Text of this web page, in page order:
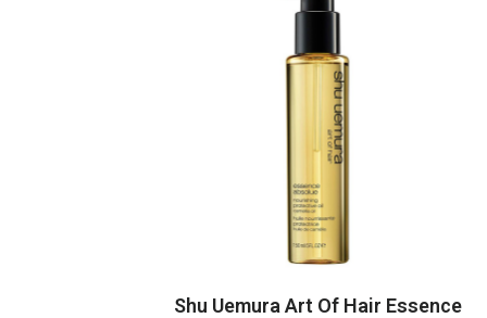
Shu Uemura Art Of Hair Essence